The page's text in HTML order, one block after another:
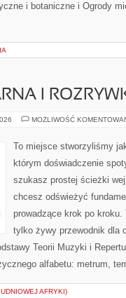
i botaniczne i Ogrody
I
MOŻLIWOŚĆ
To miejsce stworzyliśmy
którym doświadczenie
szukasz prostej ścieżki
chcesz odświeżyć
prowadzące krok po
tylko żywy przewodnik dla
Teorii Muzyki i
alfabetu: metrum,
AFRYKI)